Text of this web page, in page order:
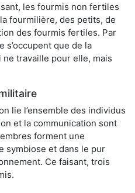
les fourmis non fertiles
fourmilière, des petits, de
des fourmis fertiles. Par
que de la
travaille pour elle, mais
lie l’ensemble des individus
et la communication sont
forment une
symbiose et dans le pur
Ce faisant, trois